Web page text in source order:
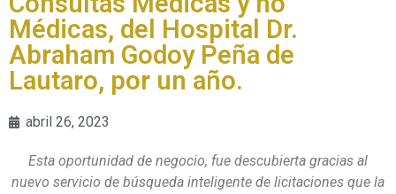
Médicas, del Hospital Dr.
Abraham Godoy Peña de
Lautaro, por un año.
abril 26, 2023
Esta oportunidad de negocio, fue descubierta gracias al
nuevo servicio de búsqueda inteligente de licitaciones que la